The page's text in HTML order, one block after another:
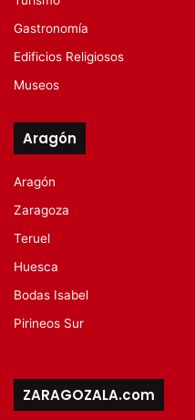
Gastronomía
Edificios Religiosos
Museos
Aragón
Aragón
Zaragoza
Teruel
Huesca
Bodas Isabel
Pirineos Sur
ZARAGOZALA.com